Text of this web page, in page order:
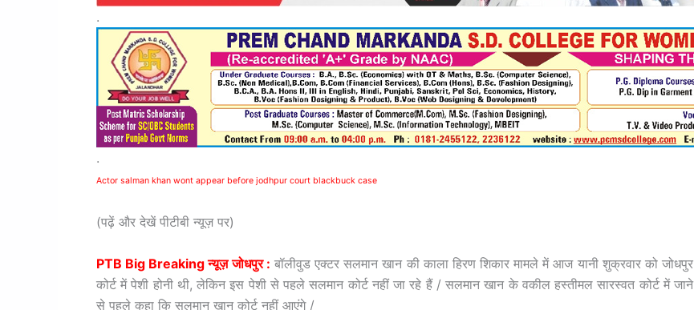
.
.
Actor salman khan wont appear before jodhpur court blackbuck case
(पढ़ें और देखें पीटीबी न्यूज़ पर)
PTB Big Breaking न्यूज़ जोधपुर : बॉलीवुड एक्टर सलमान खान की काला हिरण शिकार मामले में आज यानी शुक्रवार को जोधपुर
कोर्ट में पेशी होनी थी, लेकिन इस पेशी से पहले सलमान कोर्ट नहीं जा रहे हैं / सलमान खान के वकील हस्तीमल सारस्वत कोर्ट में जाने
से पहले कहा कि सलमान खान कोर्ट नहीं आएंगे /